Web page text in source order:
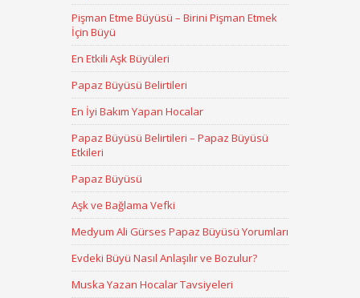
Pişman Etme Büyüsü – Birini Pişman Etmek
İçin Büyü
En Etkili Aşk Büyüleri
Papaz Büyüsü Belirtileri
En İyi Bakım Yapan Hocalar
Papaz Büyüsü Belirtileri – Papaz Büyüsü
Etkileri
Papaz Büyüsü
Aşk ve Bağlama Vefki
Medyum Ali Gürses Papaz Büyüsü Yorumları
Evdeki Büyü Nasıl Anlaşılır ve Bozulur?
Muska Yazan Hocalar Tavsiyeleri